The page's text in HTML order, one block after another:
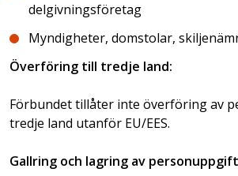
delgivningsföretag
Myndigheter, domstolar,
Överföring till tredje land:
Förbundet tillåter inte överföring av
tredje land utanför EU/EES.
Gallring och lagring av